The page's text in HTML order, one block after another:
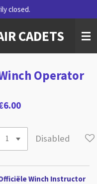
CADETS
closed.
Operator
Disabled
Winch Instructor